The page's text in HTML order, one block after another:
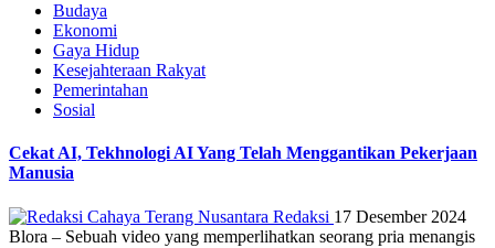
Budaya
Ekonomi
Gaya Hidup
Kesejahteraan Rakyat
Pemerintahan
Sosial
Cekat AI, Tekhnologi AI Yang Telah Menggantikan Pekerjaan
Manusia
Redaksi 17 Desember 2024
Blora – Sebuah video yang memperlihatkan seorang pria menangis